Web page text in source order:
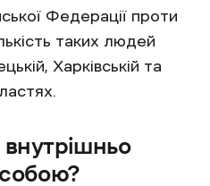
Федерації проти
таких людей
Харківській та